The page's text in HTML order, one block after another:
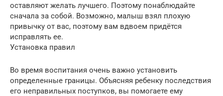
оставляют желать лучшего. Поэтому понаблюдайте
сначала за собой. Возможно, малыш взял плохую
привычку от вас, поэтому вам вдвоем придётся
исправлять ее.
Установка правил
Во время воспитания очень важно установить
определенные границы. Объясняя ребенку последствия
его неправильных поступков, вы помогаете ему